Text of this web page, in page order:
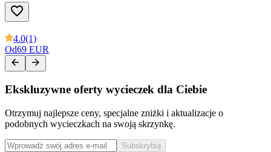
4.0(1)
Od69 EUR
Ekskluzywne oferty wycieczek dla Ciebie
Otrzymuj najlepsze ceny, specjalne zniżki i aktualizacje o
podobnych wycieczkach na swoją skrzynkę.
Subskrybuj